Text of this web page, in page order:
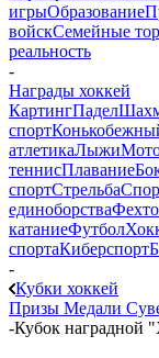
игрыОбразование
войскСемейные
реальность
-
Награды хоккей
КартингПадел
спорт
атлетикаЛыжи
теннисПлавание
спортСтрельба
единоборства
катаниеФутбол
спортаКиберспорт
-
Кубки хоккей
Призы Медали
-Кубок наградной